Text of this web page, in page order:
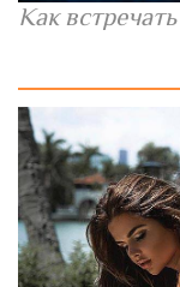
Как